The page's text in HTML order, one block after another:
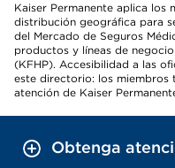
Kaiser Permanente aplica los
distribución geográfica para
del Mercado de Seguros
productos y líneas de
(KFHP). Accesibilidad a las
este directorio: los miembros
atención de Kaiser
Obtenga